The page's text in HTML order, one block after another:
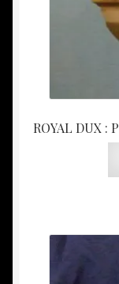
ROYAL DUX :